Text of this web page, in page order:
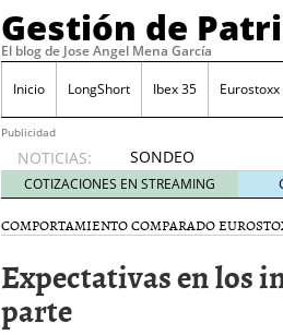
Gestión de
El blog de Jose Angel Mena García
Inicio LongShort Ibex 35 Eurostoxx
Publicidad
NOTICIAS:
SONDEO
IBEX35.
ACCESO
A LA
TODOS
COTIZACIONES EN STREAMING
COMPORTAMIENTO COMPARADO
Expectativas en los
parte